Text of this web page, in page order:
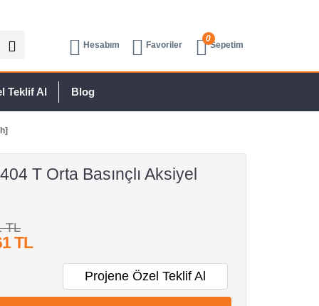
Hesabım Favoriler
0
Sepetim
Teklif Al Blog
T Orta Basınçlı Aksiyel
TL
TL
Projene Özel Teklif Al